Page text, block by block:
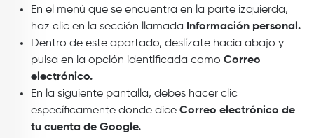
En el menú que se encuentra en la parte izquierda,
haz clic en la sección llamada Información personal.
Dentro de este apartado, deslízate hacia abajo y
pulsa en la opción identificada como Correo
electrónico.
En la siguiente pantalla, debes hacer clic
específicamente donde dice Correo electrónico de
tu cuenta de Google.